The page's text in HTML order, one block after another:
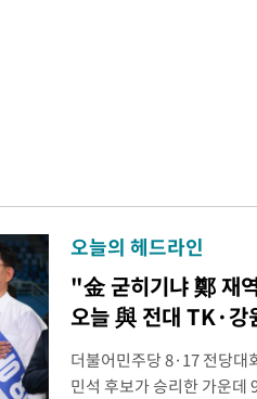
오늘의 헤드라인
"金 굳히기냐 鄭 재
오늘 與 전대 TK·강
더불어민주당 8·17 전당대
민석 후보가 승리한 가운데